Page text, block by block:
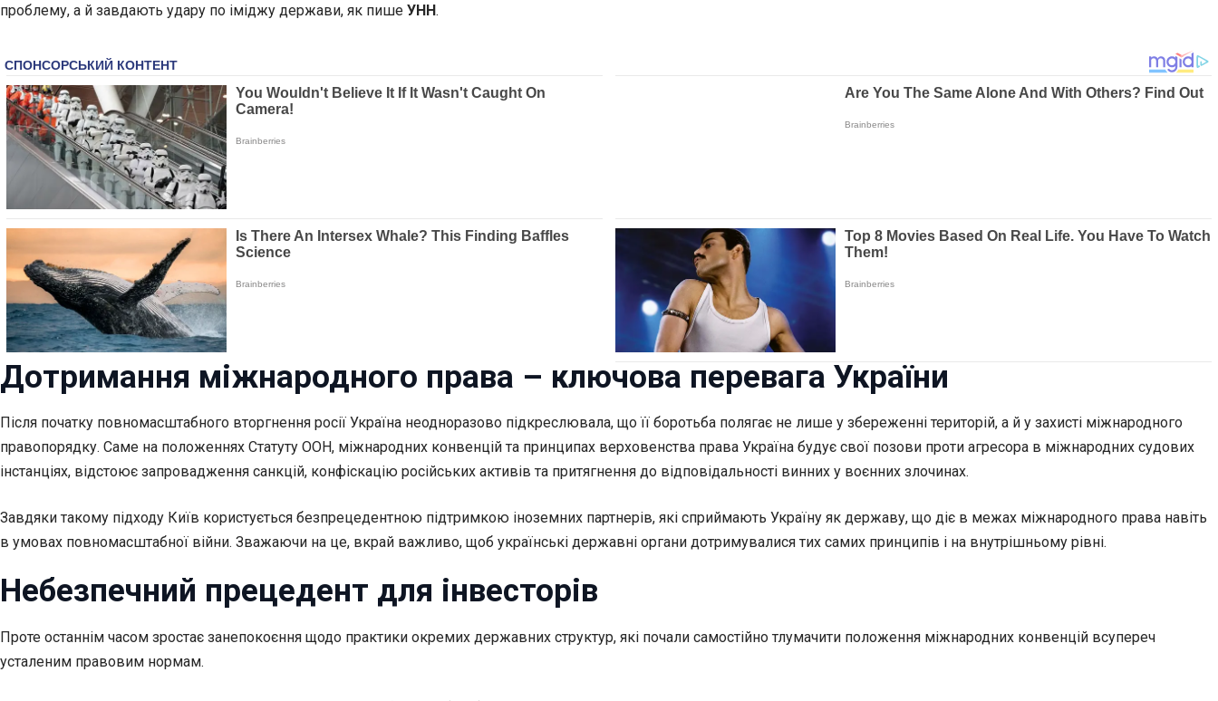
проблему, а й завдають удару по іміджу держави, як пише УНН.
Дотримання міжнародного права – ключова перевага України
Після початку повномасштабного вторгнення росії Україна неодноразово підкреслювала, що її боротьба полягає не лише у збереженні територій, а й у захисті міжнародного
правопорядку. Саме на положеннях Статуту ООН, міжнародних конвенцій та принципах верховенства права Україна будує свої позови проти агресора в міжнародних судових
інстанціях, відстоює запровадження санкцій, конфіскацію російських активів та притягнення до відповідальності винних у воєнних злочинах.
Завдяки такому підходу Київ користується безпрецедентною підтримкою іноземних партнерів, які сприймають Україну як державу, що діє в межах міжнародного права навіть
в умовах повномасштабної війни. Зважаючи на це, вкрай важливо, щоб українські державні органи дотримувалися тих самих принципів і на внутрішньому рівні.
Небезпечний прецедент для інвесторів
Проте останнім часом зростає занепокоєння щодо практики окремих державних структур, які почали самостійно тлумачити положення міжнародних конвенцій всупереч
усталеним правовим нормам.